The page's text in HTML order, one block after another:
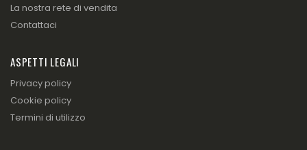
La nostra rete di vendita
Contattaci
ASPETTI LEGALI
Privacy policy
Cookie policy
Termini di utilizzo